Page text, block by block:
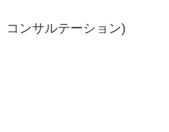
コンサルテーション)